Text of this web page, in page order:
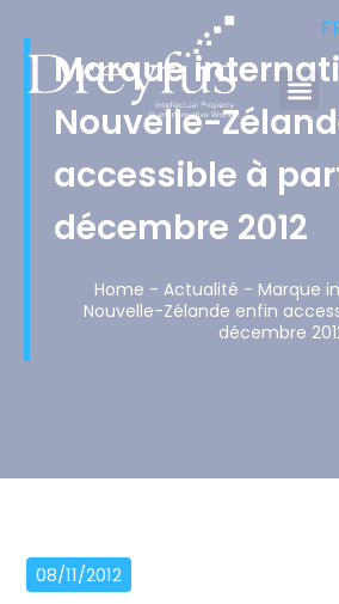
Marque
Nouvelle-
accessible à
décembre 2012
Home - Actualité - Marque
Nouvelle-Zélande enfin
décembre
08/11/2012